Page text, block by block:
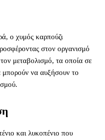
ο χυμός καρπούζι
στον οργανισμό
μεταβολισμό, τα οποία σε
μπορούν να αυξήσουν το
και λυκοπένιο που